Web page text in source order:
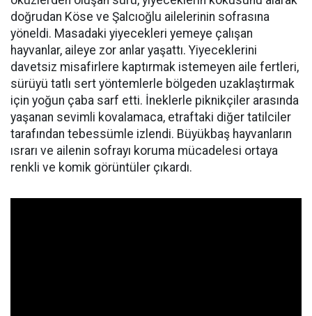
doğrudan Köse ve Şalcıoğlu ailelerinin sofrasına
yöneldi. Masadaki yiyecekleri yemeye çalışan
hayvanlar, aileye zor anlar yaşattı. Yiyeceklerini
davetsiz misafirlere kaptırmak istemeyen aile fertleri,
sürüyü tatlı sert yöntemlerle bölgeden uzaklaştırmak
için yoğun çaba sarf etti. İneklerle piknikçiler arasında
yaşanan sevimli kovalamaca, etraftaki diğer tatilciler
tarafından tebessümle izlendi. Büyükbaş hayvanların
ısrarı ve ailenin sofrayı koruma mücadelesi ortaya
renkli ve komik görüntüler çıkardı.